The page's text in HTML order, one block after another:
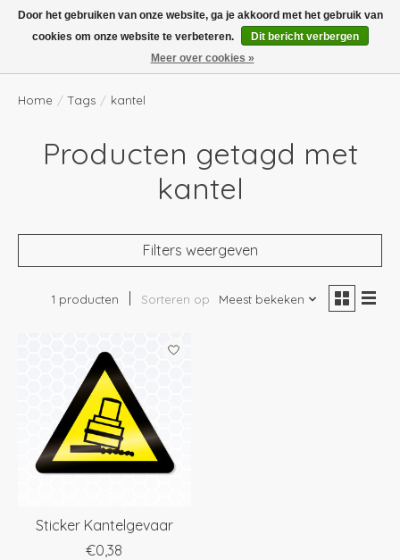
Boven de €100,- gratis verzending! Vóór 14.00 besteld, volgende dag in huis!
Verlanglijst
Home / Tags / kantel
Producten getagd met
kantel
Filters weergeven
1 producten Sorteren op Meest bekeken
Sticker Kantelgevaar
€0,38
Door het gebruiken van onze website, ga je akkoord met het gebruik van
cookies om onze website te verbeteren.
Dit bericht verbergen
Meer over cookies »